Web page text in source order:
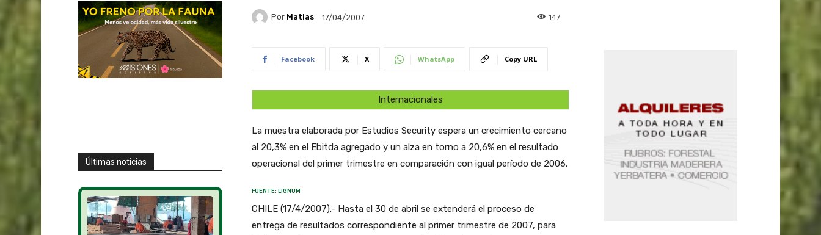
Últimas noticias
Por Matias 17/04/2007 147
Facebook X WhatsApp Copy URL
Internacionales
La muestra elaborada por Estudios Security espera un crecimiento cercano
al 20,3% en el Ebitda agregado y un alza en torno a 20,6% en el resultado
operacional del primer trimestre en comparación con igual período de 2006.
FUENTE: LIGNUM
CHILE (17/4/2007).- Hasta el 30 de abril se extenderá el proceso de
entrega de resultados correspondiente al primer trimestre de 2007, para